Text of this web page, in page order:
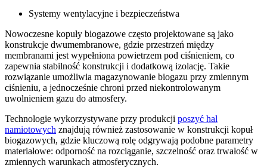
Systemy wentylacyjne i bezpieczeństwa
Nowoczesne kopuły biogazowe często projektowane są jako
konstrukcje dwumembranowe, gdzie przestrzeń między
membranami jest wypełniona powietrzem pod ciśnieniem, co
zapewnia stabilność konstrukcji i dodatkową izolację. Takie
rozwiązanie umożliwia magazynowanie biogazu przy zmiennym
ciśnieniu, a jednocześnie chroni przed niekontrolowanym
uwolnieniem gazu do atmosfery.
Technologie wykorzystywane przy produkcji poszyć hal
namiotowych znajdują również zastosowanie w konstrukcji kopuł
biogazowych, gdzie kluczową rolę odgrywają podobne parametry
materiałowe: odporność na rozciąganie, szczelność oraz trwałość w
zmiennych warunkach atmosferycznych.